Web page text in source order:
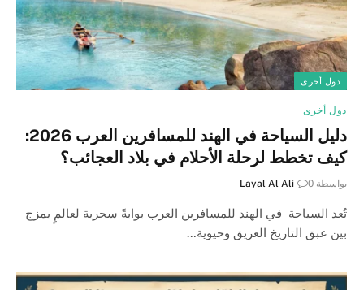
دول أخرى
دول أخرى
دليل السياحة في الهند للمسافرين العرب 2026:
كيف تخطط لرحلة الأحلام في بلاد العجائب؟
بواسطة Layal Al Ali 0
تُعد السياحة في الهند للمسافرين العرب بوابةً سحرية لعالمٍ يمزج
بين عبق التاريخ العريق وحيوية…